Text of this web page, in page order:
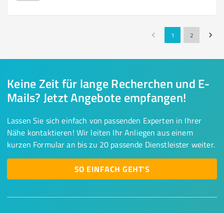
1 2
Keine Zeit für lange Recherchen und E-
Mails? Jetzt Angebote empfangen!
Lassen Sie sich einfach von passenden Experten in Ihrer
Nähe kontaktieren! Wir leiten Ihr Anliegen aus einem
kurzen Formular an bis zu 20 passende Dienstleister weiter.
SO EINFACH GEHT'S